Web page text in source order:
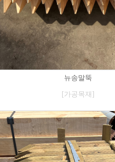
뉴송말뚝
[가공목재]